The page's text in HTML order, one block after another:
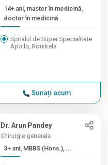
14+ ani, master în medicină,
doctor în medicină
Spitalul de Super Specialitate
Apollo, Rourkela
Sunați acum
Dr. Arun Pandey
Chirurgie generala
3+ ani, MBBS (Hons.), ...